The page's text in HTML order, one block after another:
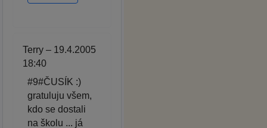
Terry – 19.4.2005
18:40
#9#ČUSÍK :)
gratuluju všem,
kdo se dostali
na školu ... já